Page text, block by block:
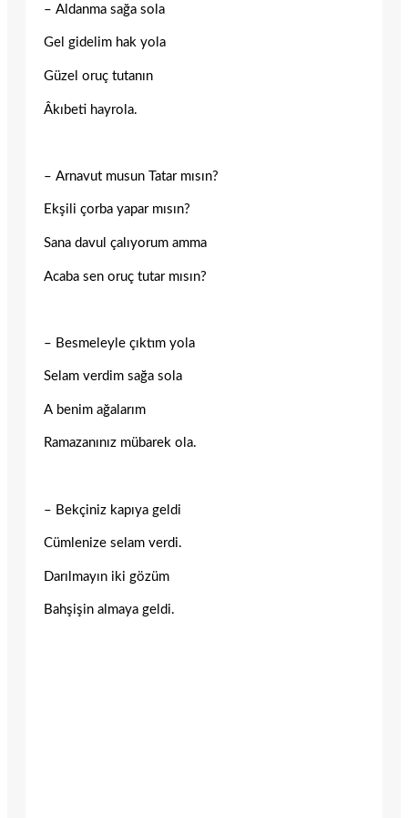
– Aldanma sağa sola
Gel gidelim hak yola
Güzel oruç tutanın
Âkıbeti hayrola.
– Arnavut musun Tatar mısın?
Ekşili çorba yapar mısın?
Sana davul çalıyorum amma
Acaba sen oruç tutar mısın?
– Besmeleyle çıktım yola
Selam verdim sağa sola
A benim ağalarım
Ramazanınız mübarek ola.
– Bekçiniz kapıya geldi
Cümlenize selam verdi.
Darılmayın iki gözüm
Bahşişin almaya geldi.